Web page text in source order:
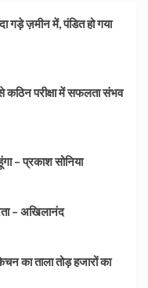
गड़े ज़मीन में, पंडित हो गया
कठिन परीक्षा में सफलता संभव
– प्रकाश सोनिया
– अखिलानंद
का ताला तोड़ हजारों का